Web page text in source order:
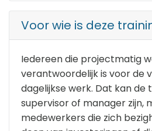
Voor wie is deze
Iedereen die projectmatig
verantwoordelijk is voor de
dagelijkse werk. Dat kan de
supervisor of manager zijn,
medewerkers die zich